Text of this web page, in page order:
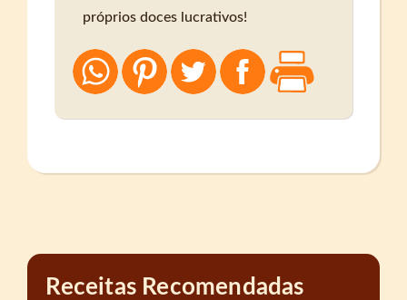
próprios doces lucrativos!
Receitas Recomendadas